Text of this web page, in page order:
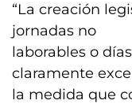
“La creación
jornadas no
laborables o
claramente
la medida que